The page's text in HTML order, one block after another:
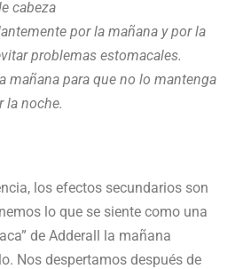
cabeza
por la mañana y por la
problemas estomacales.
mañana para que no lo mantenga
la noche.
los efectos secundarios son
lo que se siente como una
de Adderall la mañana
Nos despertamos después de